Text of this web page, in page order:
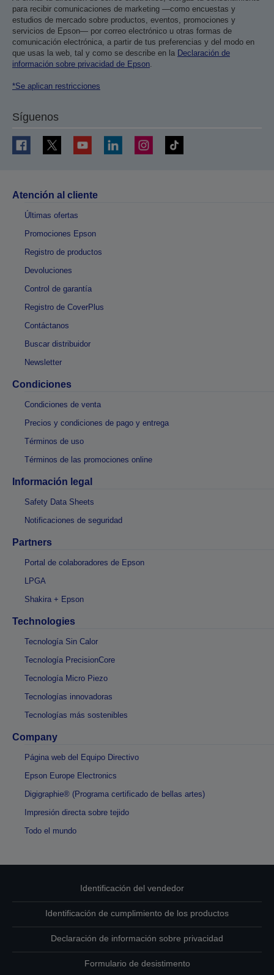
para recibir comunicaciones de marketing —como encuestas y
estudios de mercado sobre productos, eventos, promociones y
servicios de Epson— por correo electrónico u otras formas de
comunicación electrónica, a partir de tus preferencias y del modo en
que usas la web, tal y como se describe en la Declaración de
información sobre privacidad de Epson.
*Se aplican restricciones
Síguenos
Atención al cliente
Últimas ofertas
Promociones Epson
Registro de productos
Devoluciones
Control de garantía
Registro de CoverPlus
Contáctanos
Buscar distribuidor
Newsletter
Condiciones
Condiciones de venta
Precios y condiciones de pago y entrega
Términos de uso
Términos de las promociones online
Información legal
Safety Data Sheets
Notificaciones de seguridad
Partners
Portal de colaboradores de Epson
LPGA
Shakira + Epson
Technologies
Tecnología Sin Calor
Tecnología PrecisionCore
Tecnología Micro Piezo
Tecnologías innovadoras
Tecnologías más sostenibles
Company
Página web del Equipo Directivo
Epson Europe Electronics
Digigraphie® (Programa certificado de bellas artes)
Impresión directa sobre tejido
Todo el mundo
Identificación del vendedor
Identificación de cumplimiento de los productos
Declaración de información sobre privacidad
Formulario de desistimento